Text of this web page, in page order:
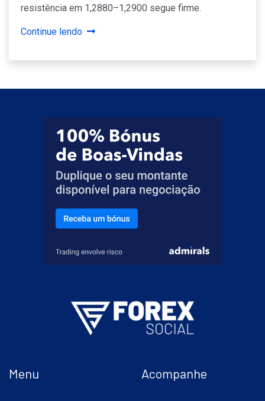
resistência em 1,2880–1,2900 segue firme.
Continue lendo
Menu Acompanhe